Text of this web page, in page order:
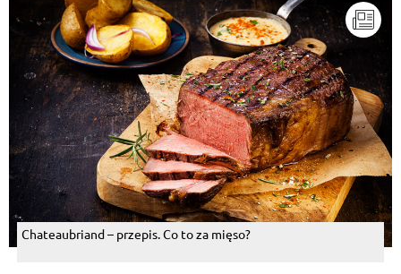
Chateaubriand – przepis. Co to za mięso?